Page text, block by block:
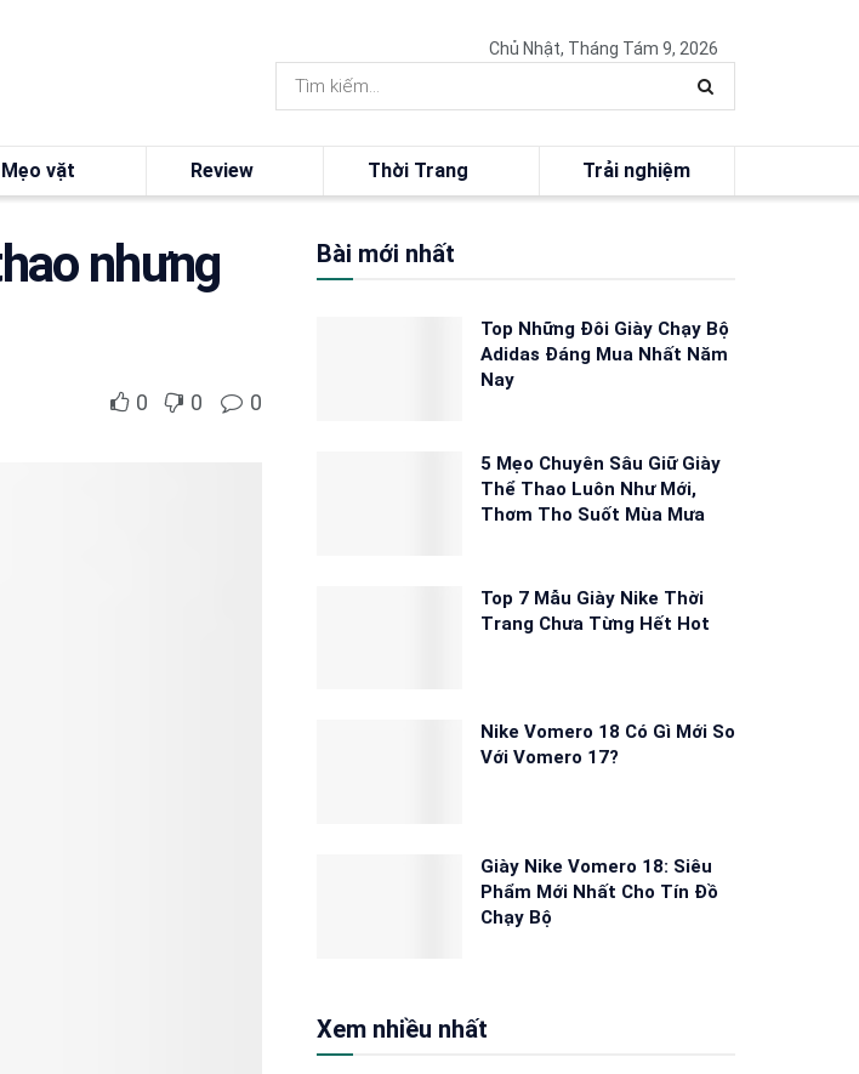
Chủ Nhật, Tháng Tám 9, 2026
Mẹo vặt Review Thời Trang Trải nghiệm
nhưng
0 0 0
Bài mới nhất
Top Những Đôi Giày Chạy Bộ
Adidas Đáng Mua Nhất Năm
Nay
5 Mẹo Chuyên Sâu Giữ Giày
Thể Thao Luôn Như Mới,
Thơm Tho Suốt Mùa Mưa
Top 7 Mẫu Giày Nike Thời
Trang Chưa Từng Hết Hot
Nike Vomero 18 Có Gì Mới So
Với Vomero 17?
Giày Nike Vomero 18: Siêu
Phẩm Mới Nhất Cho Tín Đồ
Chạy Bộ
Xem nhiều nhất